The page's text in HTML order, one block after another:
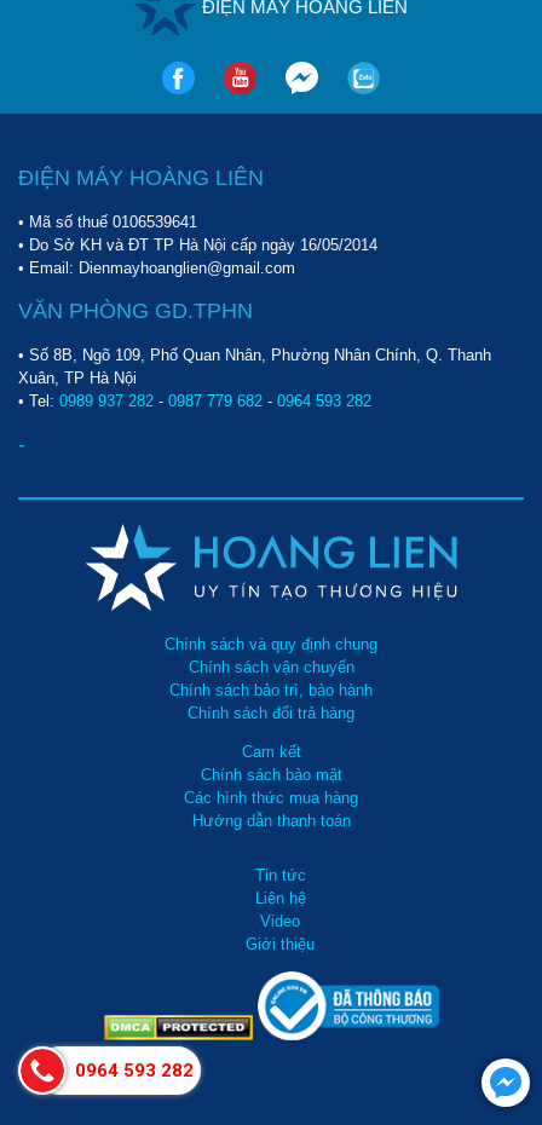
ĐIỆN MÁY HOÀNG LIÊN
ĐIỆN MÁY HOÀNG LIÊN
• Mã số thuế 0106539641
• Do Sở KH và ĐT TP Hà Nội cấp ngày 16/05/2014
• Email: Dienmayhoanglien@gmail.com
VĂN PHÒNG GD.TPHN
• Số 8B, Ngõ 109, Phố Quan Nhân, Phường Nhân Chính, Q. Thanh
Xuân, TP Hà Nội
• Tel: 0989 937 282 - 0987 779 682 - 0964 593 282
-
Chính sách và quy định chung
Chính sách vận chuyển
Chính sách bảo trì, bảo hành
Chính sách đổi trả hàng
Cam kết
Chính sách bảo mật
Các hình thức mua hàng
Hướng dẫn thanh toán
Tin tức
Liên hệ
Video
Giới thiệu
0964 593 282